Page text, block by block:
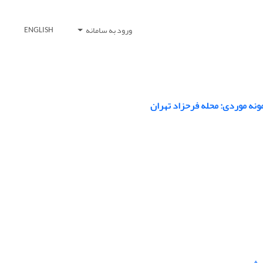
ورود به سامانه ENGLISH
موردی: محله فرحزاد تهران